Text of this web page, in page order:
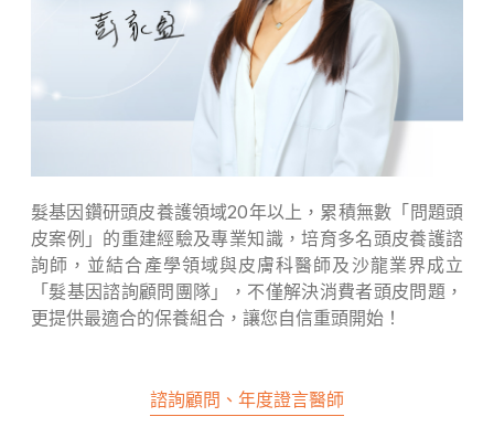
髮基因鑽研頭皮養護領域20年以上，累積無數「問題頭
皮案例」的重建經驗及專業知識，培育多名頭皮養護諮
詢師，並結合產學領域與皮膚科醫師及沙龍業界成立
「髮基因諮詢顧問團隊」，不僅解決消費者頭皮問題，
更提供最適合的保養組合，讓您自信重頭開始！
諮詢顧問、年度證言醫師